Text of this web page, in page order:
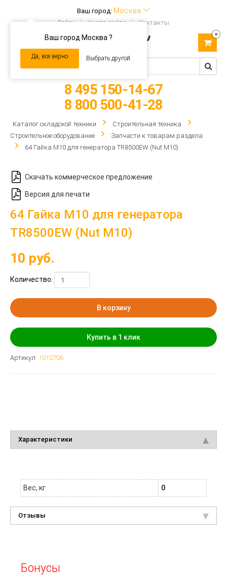
Ваш город: Москва
Ваш город Москва ?
Да, все верно Выбрать другой
Войти Карта сайта Контакты
navigation
0
8 495 150-14-67
8 800 500-41-28
Каталог складской техники
Строительная техника
Строительное оборудование
Запчасти к товарам раздела
64 Гайка М10 для генератора TR8500EW (Nut M10)
Скачать коммерческое предложение
Версия для печати
64 Гайка М10 для генератора
TR8500EW (Nut M10)
10 руб.
Количество:
В корзину
Купить в 1 клик
Артикул: 1012706
Характеристики
Вес, кг 0
Отзывы
Бонусы